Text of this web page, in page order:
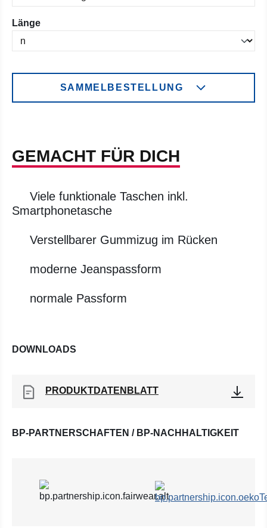
Längeauswählen
SAMMELBESTELLUNG
GEMACHT FÜR DICH
Viele funktionale Taschen inkl.
Smartphonetasche
Verstellbarer Gummizug im Rücken
moderne Jeanspassform
normale Passform
DOWNLOADS
PRODUKTDATENBLATT
BP-PARTNERSCHAFTEN / BP-NACHHALTIGKEIT